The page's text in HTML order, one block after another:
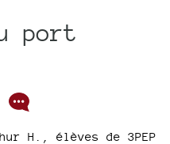
port
H., élèves de 3PEP